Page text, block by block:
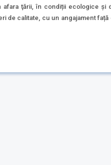
ţării, în condiții ecologice și
calitate, cu un angajament